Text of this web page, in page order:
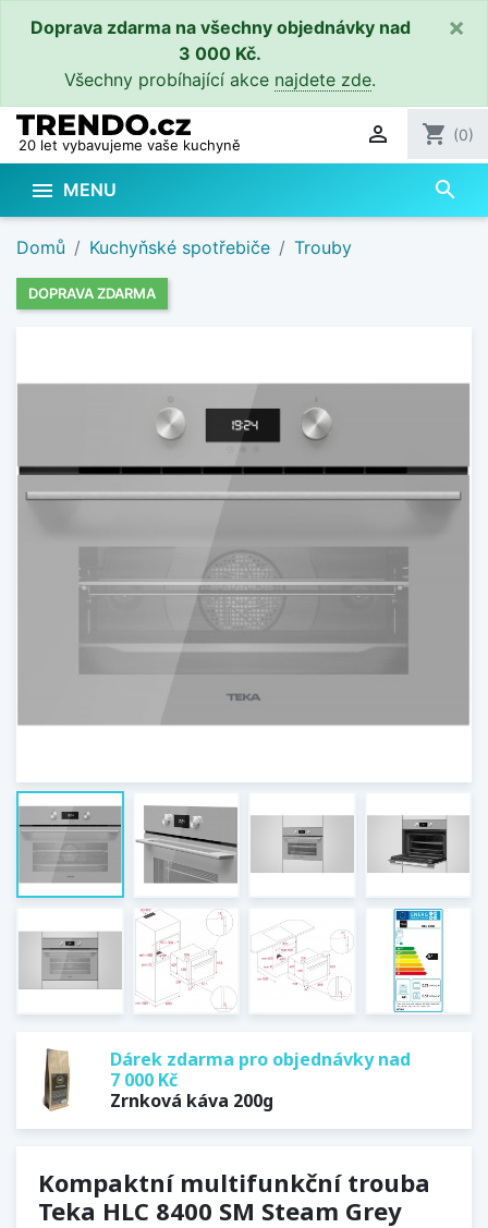
Doprava zdarma na všechny objednávky nad
3 000 Kč.
Všechny probíhající akce najdete zde.
×
20 let vybavujeme vaše kuchyně  shopping_cart (0)
 MENU search
Domů Kuchyňské spotřebiče Trouby
DOPRAVA ZDARMA
Dárek zdarma pro objednávky nad
7 000 Kč
Zrnková káva 200g
Kompaktní multifunkční trouba
Teka HLC 8400 SM Steam Grey